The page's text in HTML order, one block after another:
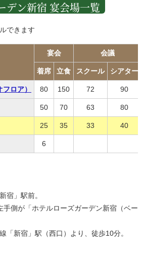
デン新宿 宴会場一覧
できます
宴会 会議
着席 立食 スクール シアター
ロア） 80 150 72 90
50 70 63 80
25 35 33 40
6
宿」駅前。
手側が「ホテルローズガーデン新宿（ベー
「新宿」駅（西口）より、徒歩10分。